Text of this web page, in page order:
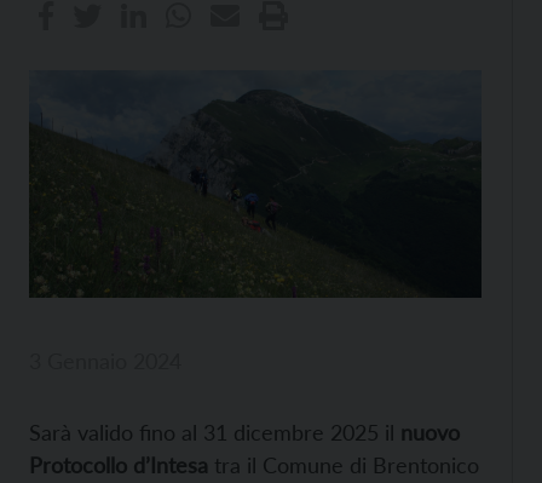
Sarà valido fino al 31 dicembre 2025 il nuovo
Protocollo d’Intesa tra il Comune di Brentonico